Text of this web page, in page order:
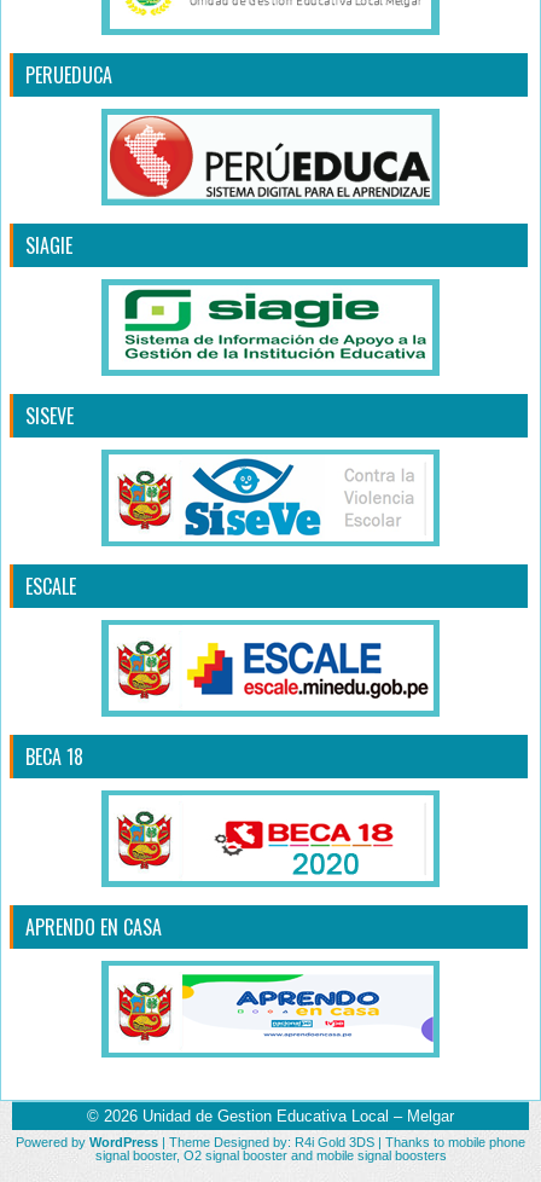
PERUEDUCA
SIAGIE
SISEVE
ESCALE
BECA 18
APRENDO EN CASA
© 2026 Unidad de Gestion Educativa Local – Melgar
Powered by WordPress | Theme Designed by: R4i Gold 3DS | Thanks to mobile phone
signal booster, O2 signal boosterand mobile signal boosters